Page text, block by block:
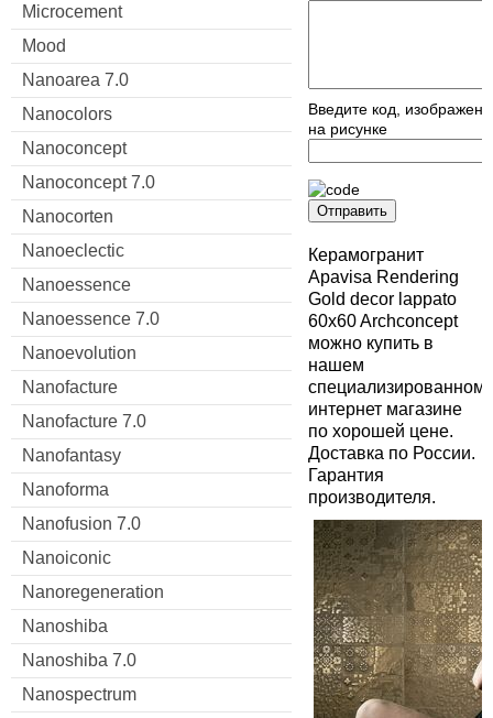
Microcement
Mood
Nanoarea 7.0
Nanocolors
Nanoconcept
Nanoconcept 7.0
Nanocorten
Nanoeclectic
Nanoessence
Nanoessence 7.0
Nanoevolution
Nanofacture
Nanofacture 7.0
Nanofantasy
Nanoforma
Nanofusion 7.0
Nanoiconic
Nanoregeneration
Nanoshiba
Nanoshiba 7.0
Nanospectrum
Введите код,
на рисунке
Отправить
Керамогранит
Apavisa Rendering
Gold decor lappato
60x60 Archconcept
можно купить в
нашем
специализированном
интернет магазине
по хорошей цене.
Доставка по России.
Гарантия
производителя.